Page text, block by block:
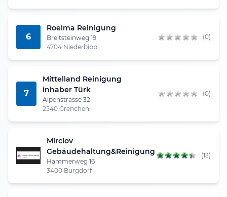
6
Roelma Reinigung
Breitsteinweg 19
4704 Niederbipp
(0)
7
Mittelland Reinigung
inhaber Türk
Alpenstrasse 32
2540 Grenchen
(0)
Mirciov
Gebäudehaltung&Reinigung
Hammerweg 16
3400 Burgdorf
(13)